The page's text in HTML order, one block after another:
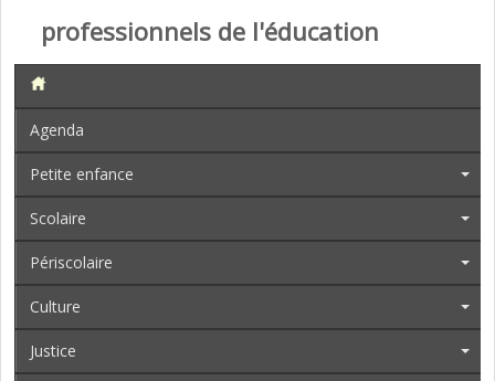
professionnels de l'éducation
Agenda
Petite enfance
Scolaire
Périscolaire
Culture
Justice